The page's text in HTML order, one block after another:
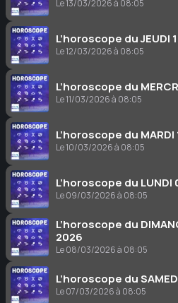
Le 13/03/2026 à 08:05
L’horoscope du JEUDI
Le 12/03/2026 à 08:05
L’horoscope du
Le 11/03/2026 à 08:05
L’horoscope du MARDI
Le 10/03/2026 à 08:05
L’horoscope du LUNDI
Le 09/03/2026 à 08:05
L’horoscope du
2026
Le 08/03/2026 à 08:05
L’horoscope du
Le 07/03/2026 à 08:05